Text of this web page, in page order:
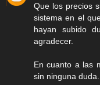
Que los precios
sistema en el
hayan subido
agradecer.
En cuanto a las
sin ninguna duda.